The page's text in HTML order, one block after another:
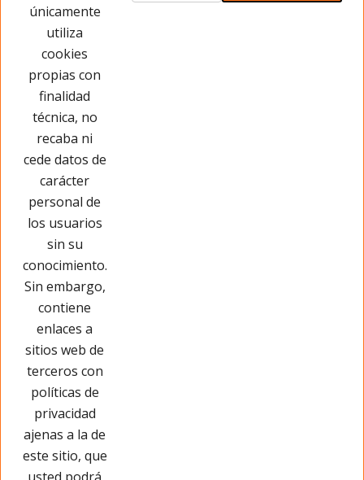
Este producto no tiene opiniones ¡Sé
Páginas Legales
Información
únicamente
utiliza
cookies
propias con
finalidad
técnica, no
recaba ni
cede datos de
carácter
personal de
los usuarios
sin su
conocimiento.
Sin embargo,
contiene
enlaces a
sitios web de
terceros con
políticas de
privacidad
ajenas a la de
este sitio, que